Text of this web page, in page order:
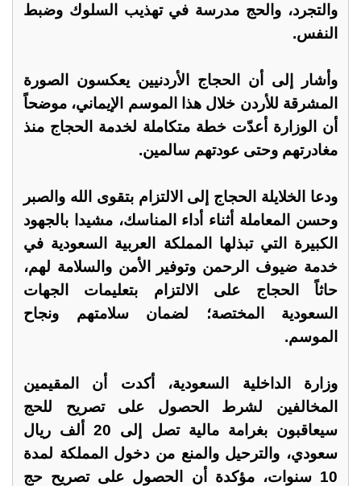
والتجرد، والحج مدرسة في تهذيب السلوك وضبط
النفس.
وأشار إلى أن الحجاج الأردنيين يعكسون الصورة
المشرقة للأردن خلال هذا الموسم الإيماني، موضحاً
أن الوزارة أعدّت خطة متكاملة لخدمة الحجاج منذ
مغادرتهم وحتى عودتهم سالمين.
ودعا الخلايلة الحجاج إلى الالتزام بتقوى الله والصبر
وحسن المعاملة أثناء أداء المناسك، مشيدا بالجهود
الكبيرة التي تبذلها المملكة العربية السعودية في
خدمة ضيوف الرحمن وتوفير الأمن والسلامة لهم،
حاثاً الحجاج على الالتزام بتعليمات الجهات
السعودية المختصة؛ لضمان سلامتهم ونجاح
الموسم.
وزارة الداخلية السعودية، أكدت أن المقيمين
المخالفين لشرط الحصول على تصريح للحج
سيعاقبون بغرامة مالية تصل إلى 20 ألف ريال
سعودي، والترحيل والمنع من دخول المملكة لمدة
10 سنوات، مؤكدة أن الحصول على تصريح حج